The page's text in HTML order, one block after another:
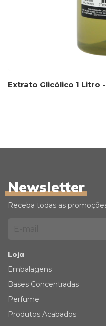
Extrato Glicólico 1 Litro
Newsletter
Receba todas as
Loja
Embalagens
Bases Concentradas
Perfume
Produtos Acabados